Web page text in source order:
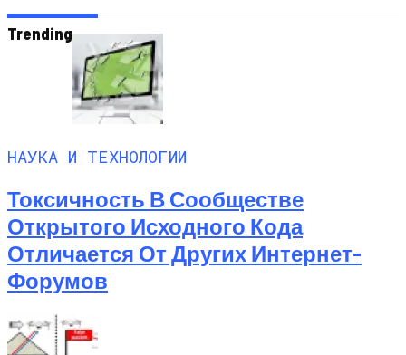
Trending
НАУКА И ТЕХНОЛОГИИ
Токсичность В Сообществе
Открытого Исходного Кода
Отличается От Других Интернет-
Форумов